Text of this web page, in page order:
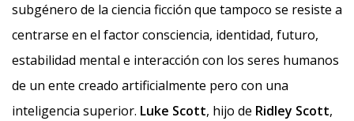
subgénero de la ciencia ficción que tampoco se resiste a
centrarse en el factor consciencia, identidad, futuro,
estabilidad mental e interacción con los seres humanos
de un ente creado artificialmente pero con una
inteligencia superior. Luke Scott, hijo de Ridley Scott,